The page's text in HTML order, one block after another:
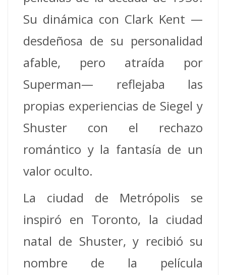
Su dinámica con Clark Kent —
desdeñosa de su personalidad
afable, pero atraída por
Superman— reflejaba las
propias experiencias de Siegel y
Shuster con el rechazo
romántico y la fantasía de un
valor oculto.
La ciudad de Metrópolis se
inspiró en Toronto, la ciudad
natal de Shuster, y recibió su
nombre de la película